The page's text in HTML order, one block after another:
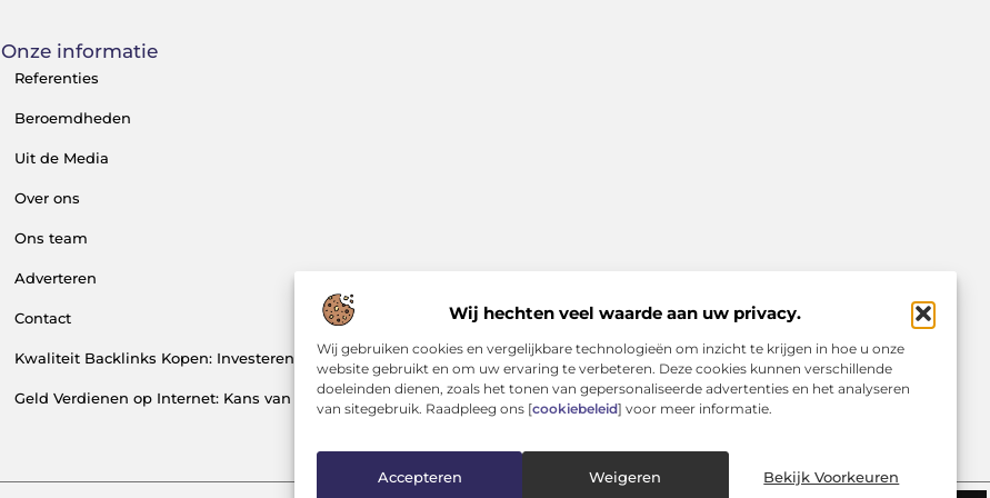
Wij hechten veel waarde aan uw privacy.
Wij gebruiken cookies en vergelijkbare technologieën om inzicht te krijgen in hoe u onze
website gebruikt en om uw ervaring te verbeteren. Deze cookies kunnen verschillende
doeleinden dienen, zoals het tonen van gepersonaliseerde advertenties en het analyseren
van sitegebruik. Raadpleeg ons [cookiebeleid] voor meer informatie.
Accepteren Weigeren Bekijk Voorkeuren
Onze informatie
Referenties
Beroemdheden
Uit de Media
Over ons
Ons team
Adverteren
Contact
Kwaliteit Backlinks Kopen: Investeren in Zichtbaarheid (Zonder je Reputatie te Verliezen)
Geld Verdienen op Internet: Kans van de Eeuw of Tijdverspilling?